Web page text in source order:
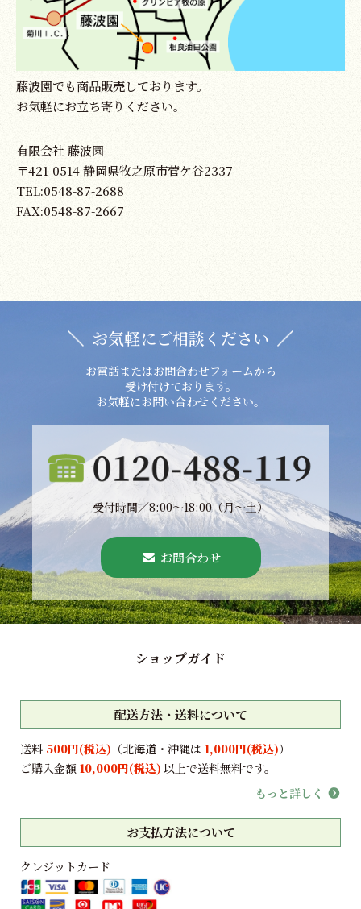
藤波園でも商品販売しております。
お気軽にお立ち寄りください。
有限会社 藤波園
〒421-0514 静岡県牧之原市菅ケ谷2337
TEL:0548-87-2688
FAX:0548-87-2667
お気軽にご相談ください
お電話またはお問合わせフォームから
受け付けております。
お気軽にお問い合わせください。
受付時間／8:00〜18:00（月〜土）
お問合わせ
ショップガイド
配送方法・送料について
送料 500円(税込) （北海道・沖縄は 1,000円(税込)）
ご購入金額 10,000円(税込) 以上で送料無料です。
もっと詳しく
お支払方法について
クレジットカード